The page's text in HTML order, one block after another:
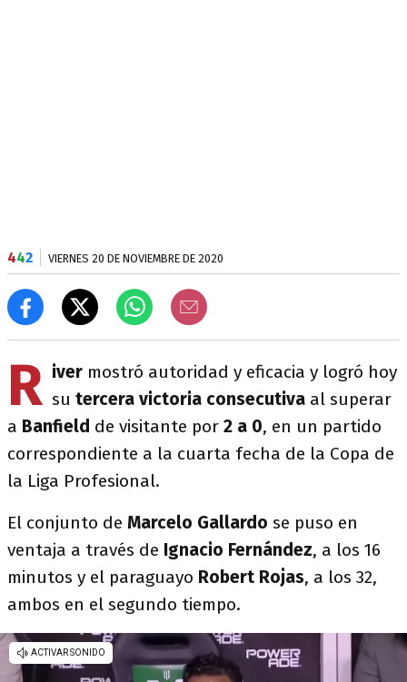
442 VIERNES 20 DE NOVIEMBRE DE 2020
R iver mostró autoridad y eficacia y logró hoy
su tercera victoria consecutiva al superar
a Banfield de visitante por 2 a 0, en un partido
correspondiente a la cuarta fecha de la Copa de
la Liga Profesional.
El conjunto de Marcelo Gallardo se puso en
ventaja a través de Ignacio Fernández, a los 16
minutos y el paraguayo Robert Rojas, a los 32,
ambos en el segundo tiempo.